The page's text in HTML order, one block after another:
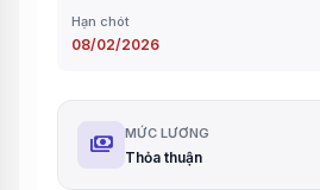
Hạn chót
08/02/2026
payments MỨC LƯƠNG
Thỏa thuận